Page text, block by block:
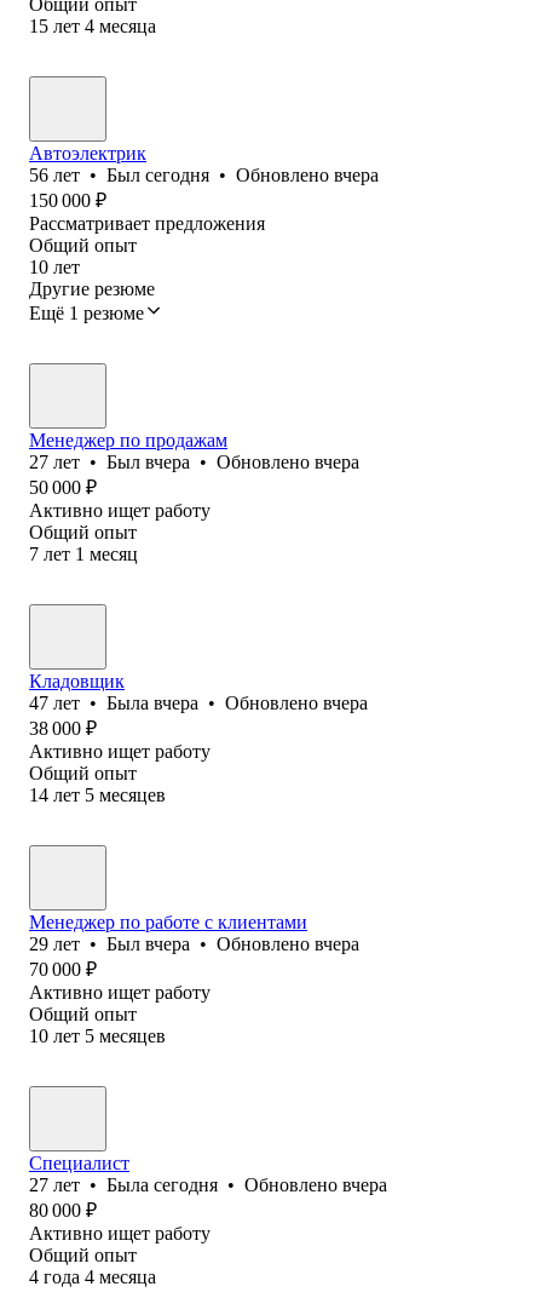
15 лет 4 месяца
Автоэлектрик
56 лет • Был сегодня • Обновлено вчера
150 000 ₽
Рассматривает предложения
Общий опыт
10 лет
Другие резюме
Ещё 1 резюме
Менеджер по продажам
27 лет • Был вчера • Обновлено вчера
50 000 ₽
Активно ищет работу
Общий опыт
7 лет 1 месяц
Кладовщик
47 лет • Была вчера • Обновлено вчера
38 000 ₽
Активно ищет работу
Общий опыт
14 лет 5 месяцев
Менеджер по работе с клиентами
29 лет • Был вчера • Обновлено вчера
70 000 ₽
Активно ищет работу
Общий опыт
10 лет 5 месяцев
Специалист
27 лет • Была сегодня • Обновлено вчера
80 000 ₽
Активно ищет работу
Общий опыт
4 года 4 месяца